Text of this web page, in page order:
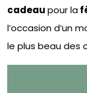
cadeaupour la
l’occasion d’un
le plus beau des